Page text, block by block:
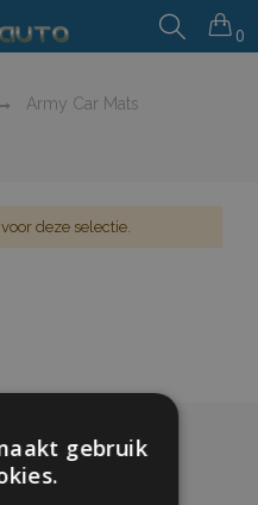
0
Army Car Mats
deze selectie.
gebruik